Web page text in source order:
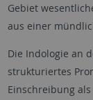
Gebiet
aus einer
Die Indologie an
strukturiertes
Einschreibung